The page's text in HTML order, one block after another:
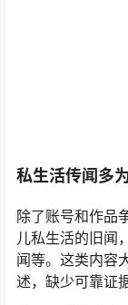
私生活传闻多
除了账号和作品
儿私生活的旧闻
闻等。这类内容
述，缺少可靠证